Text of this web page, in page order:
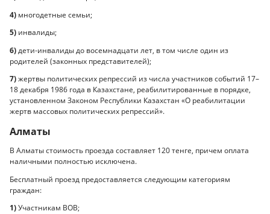
4) многодетные семьи;
5) инвалиды;
6)дети-инвалиды до восемнадцати лет, в том числе один из
родителей (законных представителей);
7)жертвы политических репрессий из числа участников событий 17–
18 декабря 1986 года в Казахстане, реабилитированные в порядке,
установленном Законом Республики Казахстан «О реабилитации
жертв массовых политических репрессий».
Алматы
В Алматы стоимость проезда составляет 120 тенге, причем оплата
наличными полностью исключена.
Бесплатный проезд предоставляется следующим категориям
граждан:
1)Участникам ВОВ;